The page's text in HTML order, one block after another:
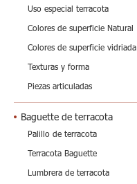
Uso especial terracota
Colores de superficie Natural
Colores de superficie vidriada
Texturas y forma
Piezas articuladas
Baguette de terracota
Palillo de terracota
Terracota Baguette
Lumbrera de terracota